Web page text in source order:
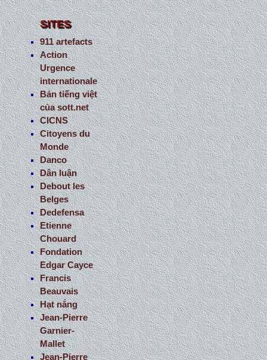
SITES
911 artefacts
Action
Urgence
internationale
Bản tiếng việt
của sott.net
CICNS
Citoyens du
Monde
Danco
Dân luận
Debout les
Belges
Dedefensa
Etienne
Chouard
Fondation
Edgar Cayce
Francis
Beauvais
Hạt nắng
Jean-Pierre
Garnier-
Mallet
Jean-Pierre